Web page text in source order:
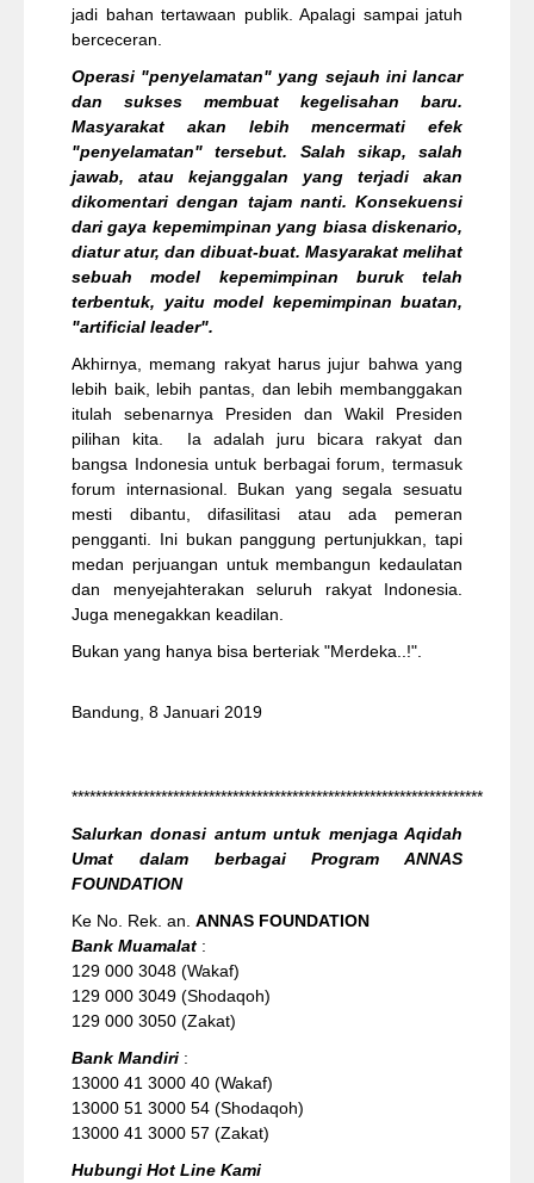
jadi bahan tertawaan publik. Apalagi sampai jatuh
berceceran.
Operasi "penyelamatan" yang sejauh ini lancar
dan sukses membuat kegelisahan baru.
Masyarakat akan lebih mencermati efek
"penyelamatan" tersebut. Salah sikap, salah
jawab, atau kejanggalan yang terjadi akan
dikomentari dengan tajam nanti. Konsekuensi
dari gaya kepemimpinan yang biasa diskenario,
diatur atur, dan dibuat-buat. Masyarakat melihat
sebuah model kepemimpinan buruk telah
terbentuk, yaitu model kepemimpinan buatan,
"artificial leader".
Akhirnya, memang rakyat harus jujur bahwa yang
lebih baik, lebih pantas, dan lebih membanggakan
itulah sebenarnya Presiden dan Wakil Presiden
pilihan kita. Ia adalah juru bicara rakyat dan
bangsa Indonesia untuk berbagai forum, termasuk
forum internasional. Bukan yang segala sesuatu
mesti dibantu, difasilitasi atau ada pemeran
pengganti. Ini bukan panggung pertunjukkan, tapi
medan perjuangan untuk membangun kedaulatan
dan menyejahterakan seluruh rakyat Indonesia.
Juga menegakkan keadilan.
Bukan yang hanya bisa berteriak "Merdeka..!".
Bandung, 8 Januari 2019
*********************************************************************
Salurkan donasi antum untuk menjaga Aqidah
Umat dalam berbagai Program ANNAS
FOUNDATION
Ke No. Rek. an. ANNAS FOUNDATION
Bank Muamalat :
129 000 3048 (Wakaf)
129 000 3049 (Shodaqoh)
129 000 3050 (Zakat)
Bank Mandiri :
13000 41 3000 40 (Wakaf)
13000 51 3000 54 (Shodaqoh)
13000 41 3000 57 (Zakat)
Hubungi Hot Line Kami